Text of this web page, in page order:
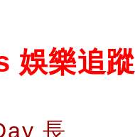
娛樂追蹤
長